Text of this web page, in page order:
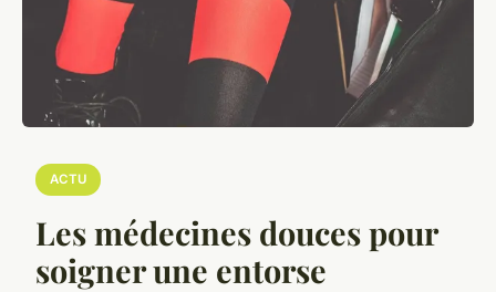
ACTU
Les médecines douces pour
soigner une entorse